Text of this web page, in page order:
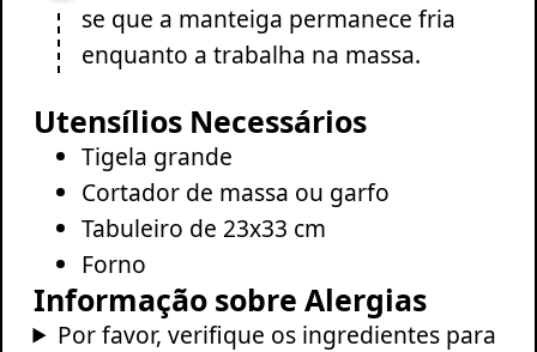
se que a manteiga permanece fria
enquanto a trabalha na massa.
Utensílios Necessários
Tigela grande
Cortador de massa ou garfo
Tabuleiro de 23x33 cm
Forno
Informação sobre Alergias
Por favor, verifique os ingredientes para